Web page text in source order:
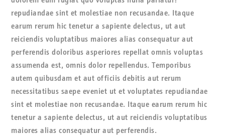
repudiandae sint et molestiae non recusandae. Itaque
earum rerum hic tenetur a sapiente delectus, ut aut
reiciendis voluptatibus maiores alias consequatur aut
perferendis doloribus asperiores repellat omnis voluptas
assumenda est, omnis dolor repellendus. Temporibus
autem quibusdam et aut officiis debitis aut rerum
necessitatibus saepe eveniet ut et voluptates repudiandae
sint et molestiae non recusandae. Itaque earum rerum hic
tenetur a sapiente delectus, ut aut reiciendis voluptatibus
maiores alias consequatur aut perferendis.